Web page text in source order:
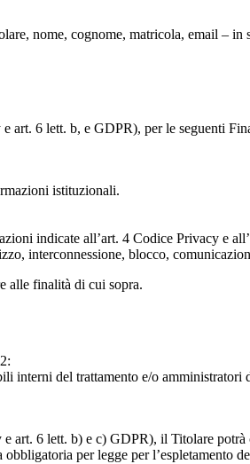
nome, cognome, matricola, email – in
art. 6 lett. b, e GDPR), per le seguenti
istituzionali.
indicate all’art. 4 Codice Privacy e
interconnessione, blocco,
alle finalità di cui sopra.
interni del trattamento e/o amministratori
e art. 6 lett. b) e c) GDPR), il Titolare
per legge per l’espletamento